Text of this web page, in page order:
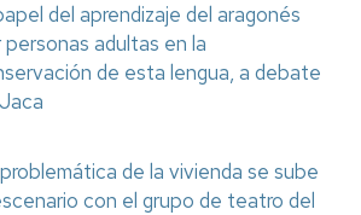
del aprendizaje del aragonés
personas adultas en la
de esta lengua, a debate
de la vivienda se sube
con el grupo de teatro del